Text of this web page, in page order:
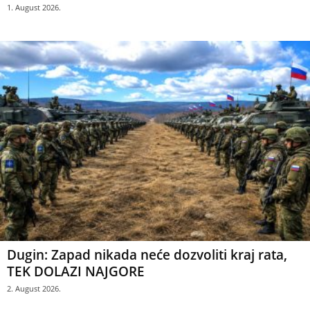
1. August 2026.
Dugin: Zapad nikada neće dozvoliti kraj rata,
TEK DOLAZI NAJGORE
2. August 2026.